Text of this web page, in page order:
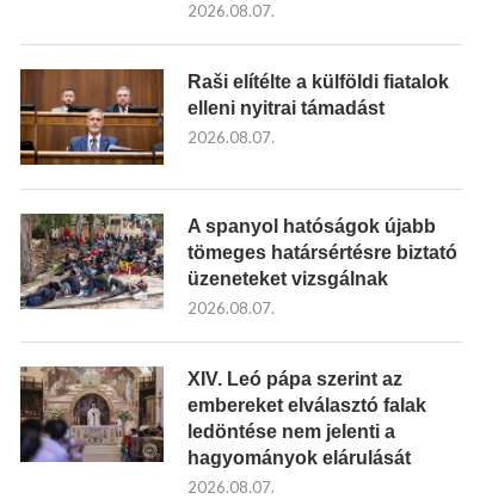
2026.08.07.
Raši elítélte a külföldi fiatalok
elleni nyitrai támadást
2026.08.07.
A spanyol hatóságok újabb
tömeges határsértésre biztató
üzeneteket vizsgálnak
2026.08.07.
XIV. Leó pápa szerint az
embereket elválasztó falak
ledöntése nem jelenti a
hagyományok elárulását
2026.08.07.